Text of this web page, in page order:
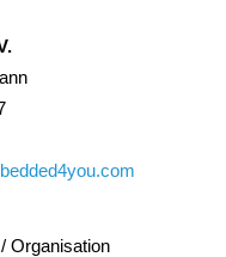
Organisation